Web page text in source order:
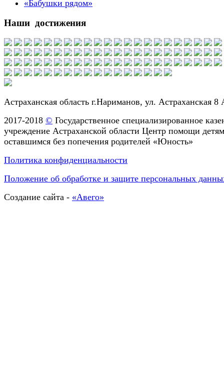
Наши достижения
Астраханская область г.Нариманов, ул. Астраханская 8
2017-2018 © Государственное специализированное
учреждение Астраханской области Центр помощи
оставшимся без попечения родителей «Юность»
Политика конфиденциальности
Положение об обработке и защите персональных
Создание сайта - «Авего»